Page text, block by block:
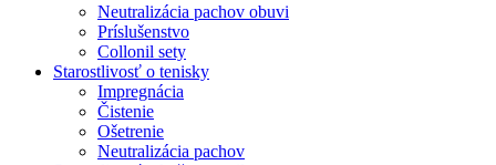
Neutralizácia pachov obuvi
Príslušenstvo
Collonil sety
Starostlivosť o tenisky
Impregnácia
Čistenie
Ošetrenie
Neutralizácia pachov